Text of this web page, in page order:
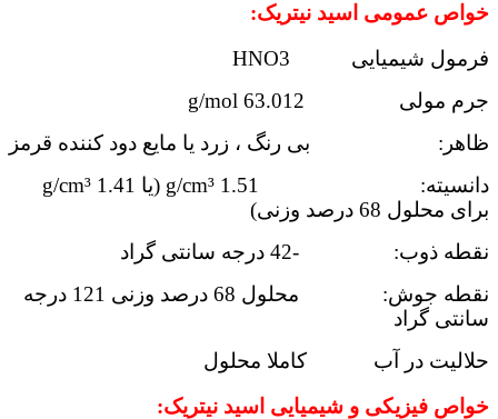
خواص عمومی اسید نیتریک:
فرمول شیمیایی HNO3
جرم مولی 63.012 g/mol
ظاهر: بی رنگ ، زرد یا مایع دود کننده قرمز
دانسیته: 1.51 g/cm³ (یا 1.41 g/cm³
برای محلول 68 درصد وزنی)
نقطه ذوب: -42 درجه سانتی گراد
نقطه جوش: محلول 68 درصد وزنی 121 درجه
سانتی گراد
حلالیت در آب کاملا محلول
خواص فیزیکی و شیمیایی اسید نیتریک: